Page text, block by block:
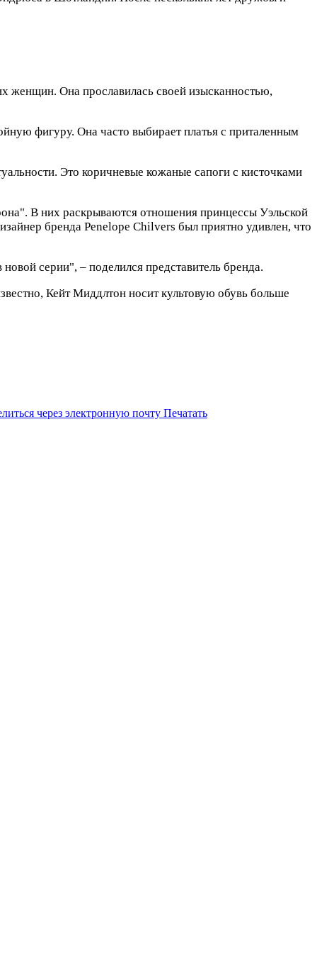
женщин. Она прославилась своей изысканностью,
фигуру. Она часто выбирает платья с приталенным
Это коричневые кожаные сапоги с кисточками
В них раскрываются отношения принцессы Уэльской
бренда Penelope Chilvers был приятно удивлен, что
серии", – поделился представитель бренда.
Кейт Миддлтон носит культовую обувь больше
через электронную почту Печатать